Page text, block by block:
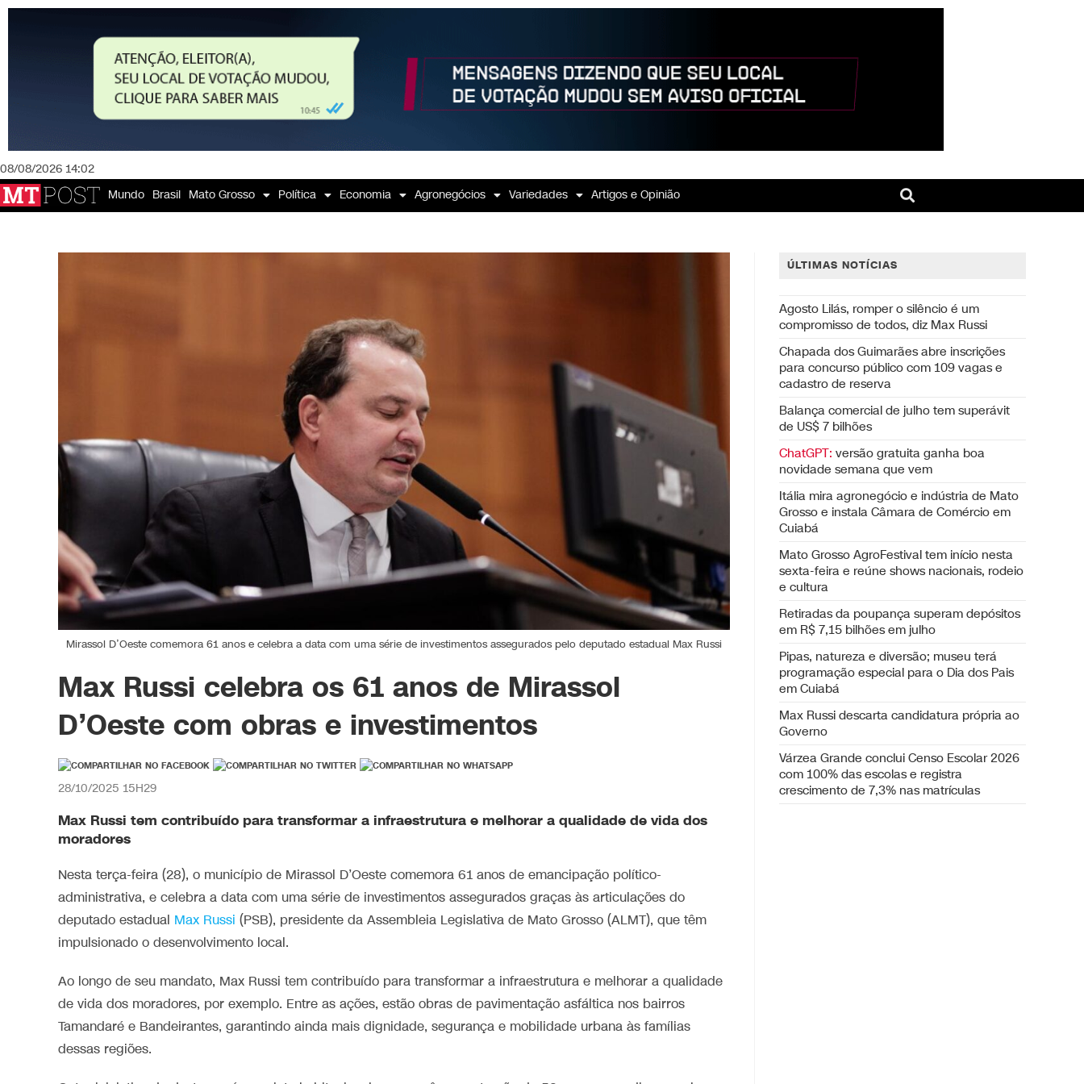
08/08/2026 14:02
Mundo Brasil Mato Grosso Política Economia Agronegócios Variedades Artigos e Opinião
Mirassol D’Oeste comemora 61 anos e celebra a data com uma série de investimentos assegurados pelo deputado estadual Max Russi
Max Russi celebra os 61 anos de Mirassol
D’Oeste com obras e investimentos
28/10/2025 15H29
Max Russi tem contribuído para transformar a infraestrutura e melhorar a qualidade de vida dos
moradores
Nesta terça-feira (28), o município de Mirassol D’Oeste comemora 61 anos de emancipação político-
administrativa, e celebra a data com uma série de investimentos assegurados graças às articulações do
deputado estadual Max Russi (PSB), presidente da Assembleia Legislativa de Mato Grosso (ALMT), que têm
impulsionado o desenvolvimento local.
Ao longo de seu mandato, Max Russi tem contribuído para transformar a infraestrutura e melhorar a qualidade
de vida dos moradores, por exemplo. Entre as ações, estão obras de pavimentação asfáltica nos bairros
Tamandaré e Bandeirantes, garantindo ainda mais dignidade, segurança e mobilidade urbana às famílias
dessas regiões.
ÚLTIMAS NOTÍCIAS
Agosto Lilás, romper o silêncio é um
compromisso de todos, diz Max Russi
Chapada dos Guimarães abre inscrições
para concurso público com 109 vagas e
cadastro de reserva
Balança comercial de julho tem superávit
de US$ 7 bilhões
ChatGPT: versão gratuita ganha boa
novidade semana que vem
Itália mira agronegócio e indústria de Mato
Grosso e instala Câmara de Comércio em
Cuiabá
Mato Grosso AgroFestival tem início nesta
sexta-feira e reúne shows nacionais, rodeio
e cultura
Retiradas da poupança superam depósitos
em R$ 7,15 bilhões em julho
Pipas, natureza e diversão; museu terá
programação especial para o Dia dos Pais
em Cuiabá
Max Russi descarta candidatura própria ao
Governo
Várzea Grande conclui Censo Escolar 2026
com 100% das escolas e registra
crescimento de 7,3% nas matrículas